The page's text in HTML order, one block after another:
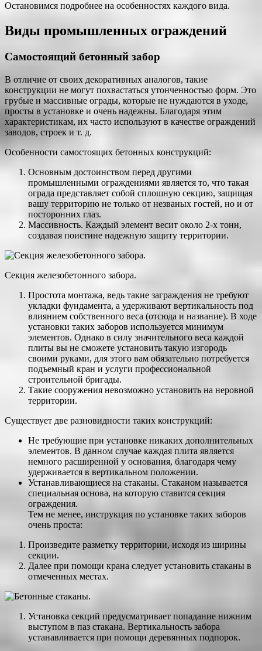
Остановимся подробнее на особенностях каждого вида.
Виды промышленных ограждений
Самостоящий бетонный забор
В отличие от своих декоративных аналогов, такие
конструкции не могут похвастаться утонченностью форм. Это
грубые и массивные ограды, которые не нуждаются в уходе,
просты в установке и очень надежны. Благодаря этим
характеристикам, их часто используют в качестве ограждений
заводов, строек и т. д.
Особенности самостоящих бетонных конструкций:
Основным достоинством перед другими
промышленными ограждениями является то, что такая
ограда представляет собой сплошную секцию, защищая
вашу территорию не только от незваных гостей, но и от
посторонних глаз.
Массивность. Каждый элемент весит около 2-х тонн,
создавая поистине надежную защиту территории.
Секция железобетонного забора.
Простота монтажа, ведь такие заграждения не требуют
укладки фундамента, а удерживают вертикальность под
влиянием собственного веса (отсюда и название). В ходе
установки таких заборов используется минимум
элементов. Однако в силу значительного веса каждой
плиты вы не сможете установить такую изгородь
своими руками, для этого вам обязательно потребуется
подъемный кран и услуги профессиональной
строительной бригады.
Такие сооружения невозможно установить на неровной
территории.
Существует две разновидности таких конструкций:
Не требующие при установке никаких дополнительных
элементов. В данном случае каждая плита является
немного расширенной у основания, благодаря чему
удерживается в вертикальном положении.
Устанавливающиеся на стаканы. Стаканом называется
специальная основа, на которую ставится секция
ограждения.
Тем не менее, инструкция по установке таких заборов
очень проста:
Произведите разметку территории, исходя из ширины
секции.
Далее при помощи крана следует установить стаканы в
отмеченных местах.
Установка секций предусматривает попадание нижним
выступом в паз стакана. Вертикальность забора
устанавливается при помощи деревянных подпорок.